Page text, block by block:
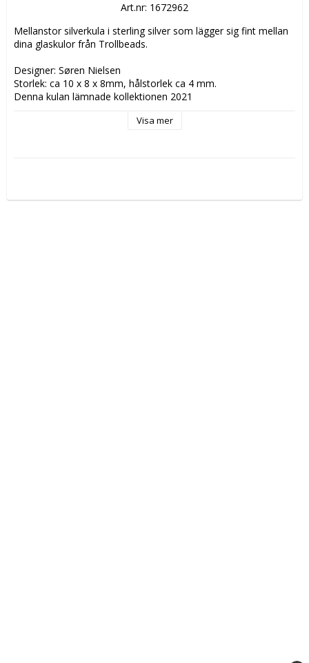
Art.nr: 1672962
Mellanstor silverkula i sterling silver som lägger sig fint mellan
dina glaskulor från Trollbeads.
Designer: Søren Nielsen
Storlek: ca 10 x 8 x 8mm, hålstorlek ca 4 mm.
Denna kulan lämnade kollektionen 2021
Visa mer